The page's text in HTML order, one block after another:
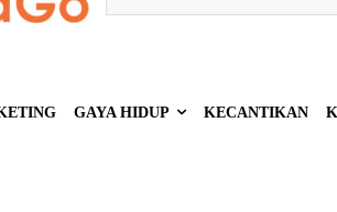
GAYA HIDUP KECANTIKAN